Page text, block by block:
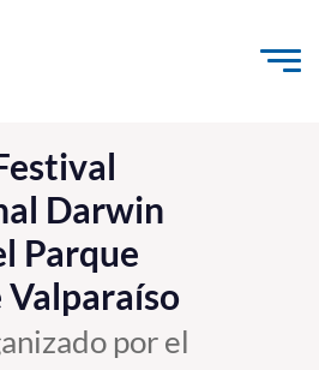
al contenido
e Innovación
Darwin
Parque
por el